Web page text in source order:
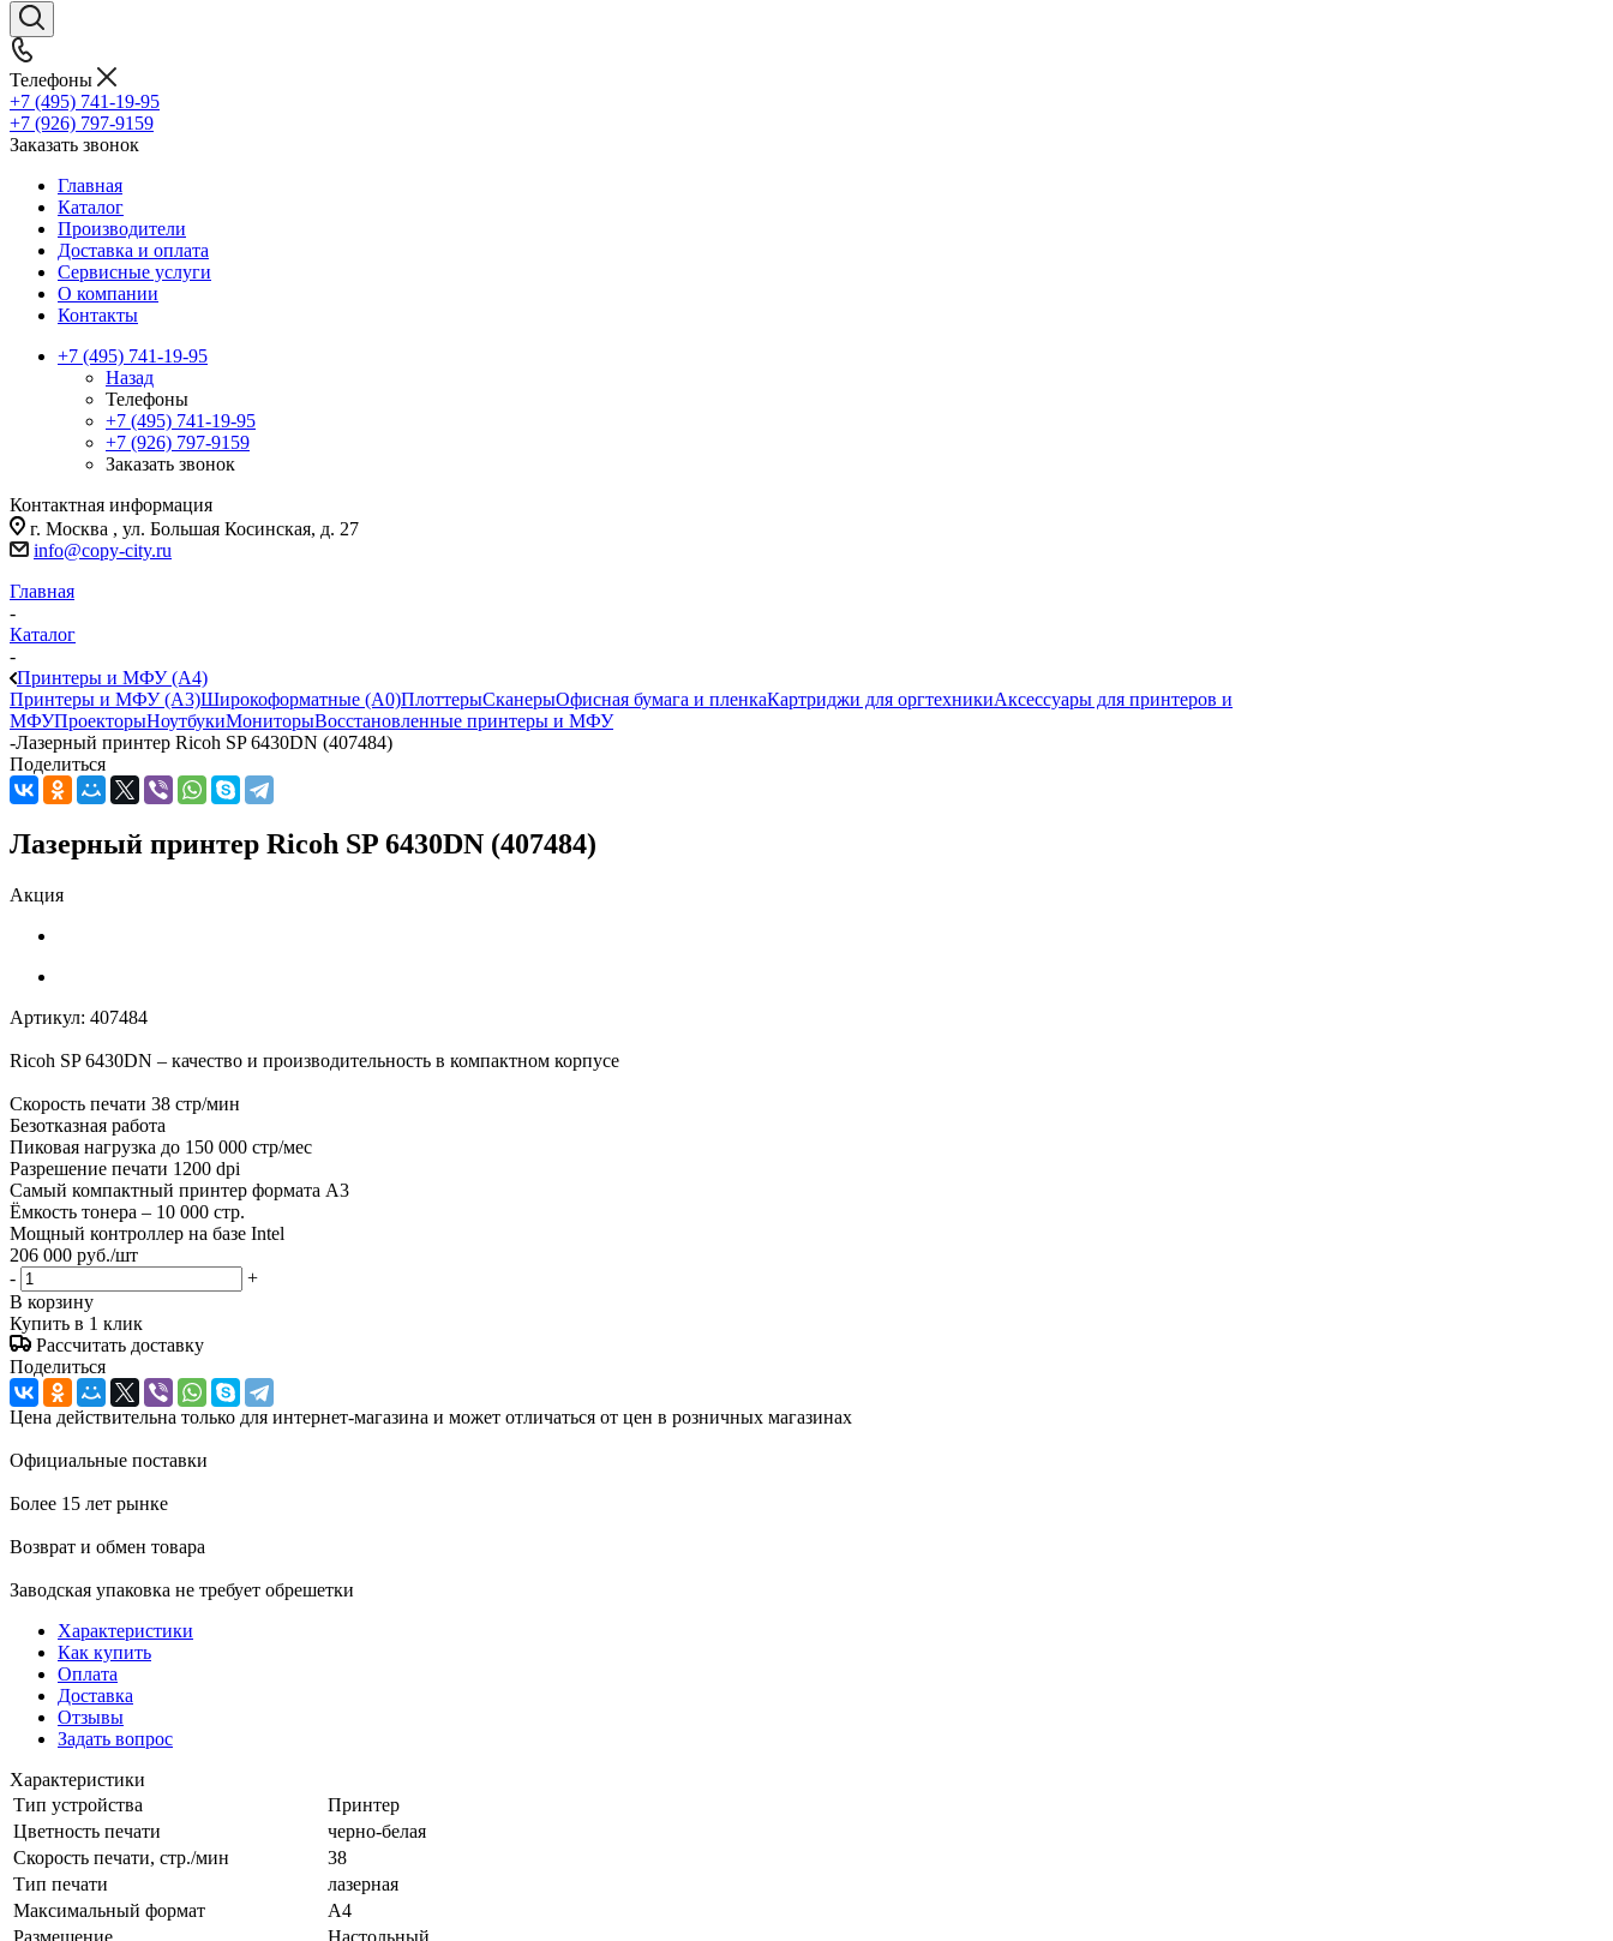
Телефоны
+7 (495) 741-19-95
+7 (926) 797-9159
Заказать звонок
Главная
Каталог
Производители
Доставка и оплата
Сервисные услуги
О компании
Контакты
+7 (495) 741-19-95
Назад
Телефоны
+7 (495) 741-19-95
+7 (926) 797-9159
Заказать звонок
Контактная информация
г. Москва , ул. Большая Косинская, д. 27
info@copy-city.ru
Главная
-
Каталог
-
Принтеры и МФУ (А4)
Принтеры и МФУ (А3)Широкоформатные (А0)ПлоттерыСканерыОфисная бумага и пленкаКартриджи для оргтехникиАксессуары для принтеров и
МФУПроекторыНоутбукиМониторыВосстановленные принтеры и МФУ
-Лазерный принтер Ricoh SP 6430DN (407484)
Поделиться
Лазерный принтер Ricoh SP 6430DN (407484)
Акция
Артикул: 407484
Ricoh SP 6430DN – качество и производительность в компактном корпусе
Скорость печати 38 стр/мин
Безотказная работа
Пиковая нагрузка до 150 000 стр/мес
Разрешение печати 1200 dpi
Самый компактный принтер формата А3
Ёмкость тонера – 10 000 стр.
Мощный контроллер на базе Intel
206 000 руб./шт
-
+
В корзину
Купить в 1 клик
Рассчитать доставку
Поделиться
Цена действительна только для интернет-магазина и может отличаться от цен в розничных магазинах
Официальные поставки
Более 15 лет рынке
Возврат и обмен товара
Заводская упаковка не требует обрешетки
Характеристики
Как купить
Оплата
Доставка
Отзывы
Задать вопрос
Характеристики
Тип устройства
Принтер
Цветность печати
черно-белая
Скорость печати, стр./мин
38
Тип печати
лазерная
Максимальный формат
А4
Размещение
Настольный